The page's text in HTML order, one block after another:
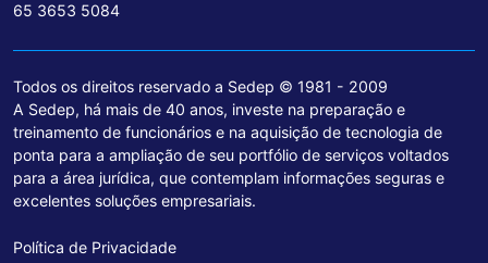
65 3653 5084
Todos os direitos reservado a Sedep © 1981 - 2009
A Sedep, há mais de 40 anos, investe na preparação e
treinamento de funcionários e na aquisição de tecnologia de
ponta para a ampliação de seu portfólio de serviços voltados
para a área jurídica, que contemplam informações seguras e
excelentes soluções empresariais.
Política de Privacidade